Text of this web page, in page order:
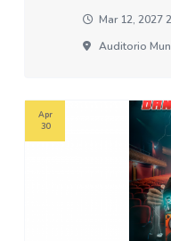
Mar 12, 2027
Auditorio
Apr
30